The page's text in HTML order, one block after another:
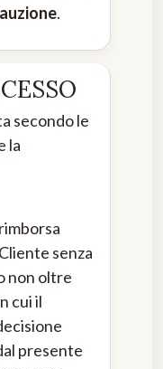
.
secondo le
la
senza
non oltre
cui il
presente